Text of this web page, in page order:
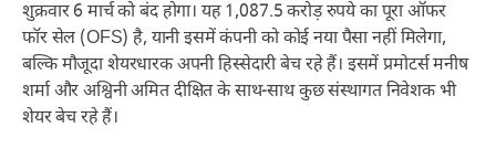
शुक्रवार 6 मार्च को बंद होगा। यह 1,087.5 करोड़ रुपये का पूरा ऑफर
फॉर सेल (OFS) है, यानी इसमें कंपनी को कोई नया पैसा नहीं मिलेगा,
बल्कि मौजूदा शेयरधारक अपनी हिस्सेदारी बेच रहे हैं। इसमें प्रमोटर्स मनीष
शर्मा और अश्विनी अमित दीक्षित के साथ-साथ कुछ संस्थागत निवेशक भी
शेयर बेच रहे हैं।